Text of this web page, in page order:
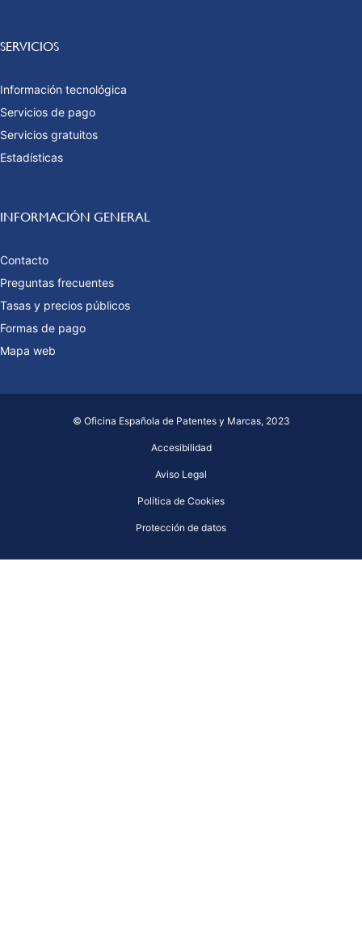
SERVICIOS
Información tecnológica
Servicios de pago
Servicios gratuitos
Estadísticas
INFORMACIÓN GENERAL
Contacto
Preguntas frecuentes
Tasas y precios públicos
Formas de pago
Mapa web
© Oficina Española de Patentes y Marcas, 2023
Accesibilidad
Aviso Legal
Política de Cookies
Protección de datos